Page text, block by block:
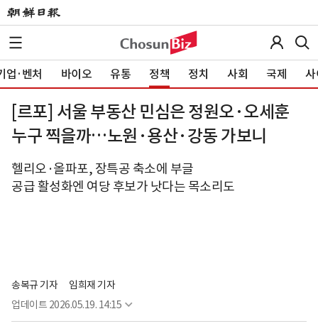
업·벤처 바이오 유통 정책 정치 사회 국제 사
[르포] 서울 부동산 민심은 정원오·오세훈
누구 찍을까…노원·용산·강동 가보니
헬리오·올파포, 장특공 축소에 부글
공급 활성화엔 여당 후보가 낫다는 목소리도
송복규 기자
임희재 기자
업데이트 2026.05.19. 14:15